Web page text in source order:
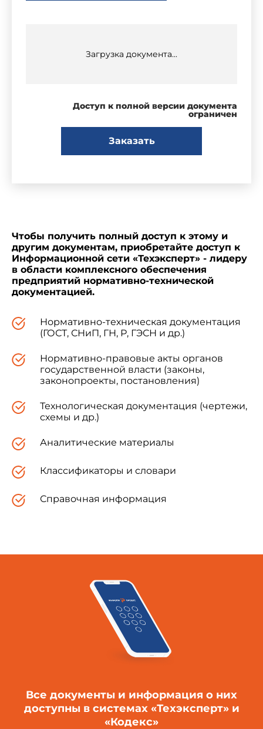
Загрузка документа...
Доступ к полной версии документа
ограничен
Заказать
Чтобы получить полный доступ к этому и
другим документам, приобретайте доступ к
Информационной сети «Техэксперт» - лидеру
в области комплексного обеспечения
предприятий нормативно-технической
документацией.
Нормативно-техническая документация
(ГОСТ, СНиП, ГН, Р, ГЭСН и др.)
Нормативно-правовые акты органов
государственной власти (законы,
законопроекты, постановления)
Технологическая документация (чертежи,
схемы и др.)
Аналитические материалы
Классификаторы и словари
Справочная информация
Все документы и информация о них
доступны в системах «Техэксперт» и
«Кодекс»